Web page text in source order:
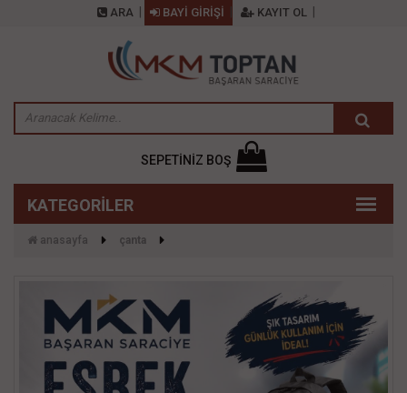
ARA BAYİ GİRİŞİ KAYIT OL
SEPETİNİZ BOŞ
anasayfa çanta